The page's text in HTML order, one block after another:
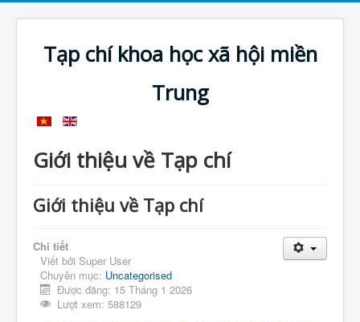
Tạp chí khoa học xã hội miền
Trung
Giới thiệu về Tạp chí
Giới thiệu về Tạp chí
Chi tiết
Viết bởi Super User
Chuyên mục: Uncategorised
Được đăng: 15 Tháng 1 2026
Lượt xem: 588129